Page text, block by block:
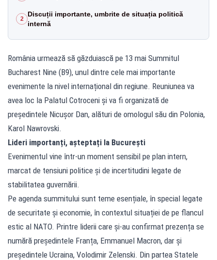
2
Discuții importante, umbrite de situația politică
internă
România urmează să găzduiască pe 13 mai Summitul
Bucharest Nine (B9), unul dintre cele mai importante
evenimente la nivel internațional din regiune. Reuniunea va
avea loc la Palatul Cotroceni și va fi organizată de
președintele Nicușor Dan, alături de omologul său din Polonia,
Karol Nawrovski.
Lideri importanți, așteptați la București
Evenimentul vine într-un moment sensibil pe plan intern,
marcat de tensiuni politice și de incertitudini legate de
stabilitatea guvernării.
Pe agenda summitului sunt teme esențiale, în special legate
de securitate și economie, în contextul situației de pe flancul
estic al NATO. Printre liderii care și-au confirmat prezența se
numără președintele Franța, Emmanuel Macron, dar și
președintele Ucraina, Volodimir Zelenski. Din partea Statele